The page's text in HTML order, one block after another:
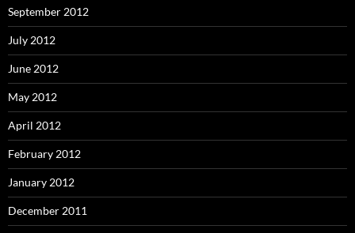
September 2012
July 2012
June 2012
May 2012
April 2012
February 2012
January 2012
December 2011